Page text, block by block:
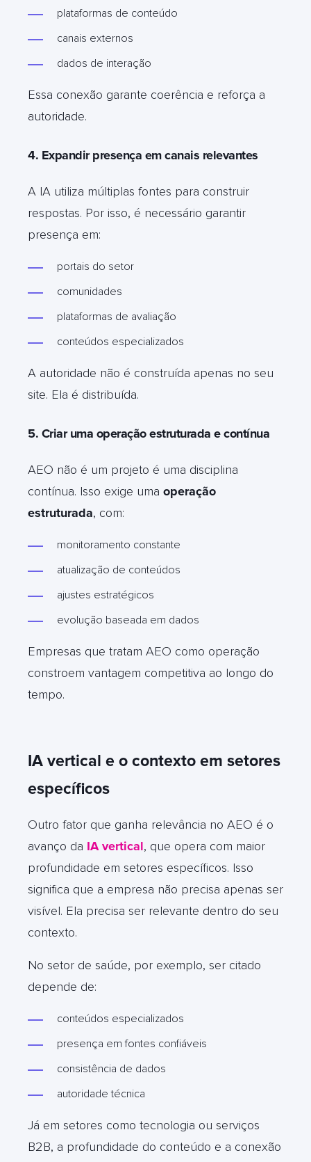
plataformas de conteúdo
canais externos
dados de interação
Essa conexão garante coerência e reforça a
autoridade.
4. Expandir presença em canais relevantes
A IA utiliza múltiplas fontes para construir
respostas. Por isso, é necessário garantir
presença em:
portais do setor
comunidades
plataformas de avaliação
conteúdos especializados
A autoridade não é construída apenas no seu
site. Ela é distribuída.
5. Criar uma operação estruturada e contínua
AEO não é um projeto é uma disciplina
contínua. Isso exige uma operação
estruturada, com:
monitoramento constante
atualização de conteúdos
ajustes estratégicos
evolução baseada em dados
Empresas que tratam AEO como operação
constroem vantagem competitiva ao longo do
tempo.
IA vertical e o contexto em setores
específicos
Outro fator que ganha relevância no AEO é o
avanço da IA vertical, que opera com maior
profundidade em setores específicos. Isso
significa que a empresa não precisa apenas ser
visível. Ela precisa ser relevante dentro do seu
contexto.
No setor de saúde, por exemplo, ser citado
depende de:
conteúdos especializados
presença em fontes confiáveis
consistência de dados
autoridade técnica
Já em setores como tecnologia ou serviços
B2B, a profundidade do conteúdo e a conexão